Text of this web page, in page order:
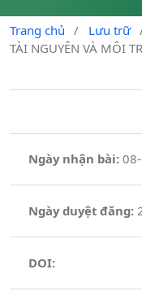
Trang chủ / Lưu trữ
TÀI NGUYÊN VÀ MÔI
Ngày nhận bài:
Ngày duyệt đăng:
DOI: